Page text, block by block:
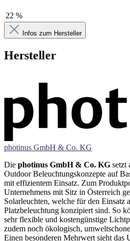
22 %
Infos zum Hersteller
Hersteller
photinus GmbH & Co. KG
Die photinus GmbH & Co. KG setzt
Outdoor Beleuchtungskonzepte auf
mit effizientem Einsatz. Zum
Unternehmens mit Sitz in Österreich
Solarleuchten, welche für den Einsatz
Platzbeleuchtung konzipiert sind. So
sehr flexible und kostengünstige
zudem noch ökologisch,
Einen besonderen Mehrwert sieht das